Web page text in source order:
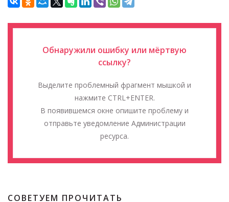
Обнаружили ошибку или мёртвую
ссылку?
Выделите проблемный фрагмент мышкой и
нажмите CTRL+ENTER.
В появившемся окне опишите проблему и
отправьте уведомление Администрации
ресурса.
СОВЕТУЕМ ПРОЧИТАТЬ